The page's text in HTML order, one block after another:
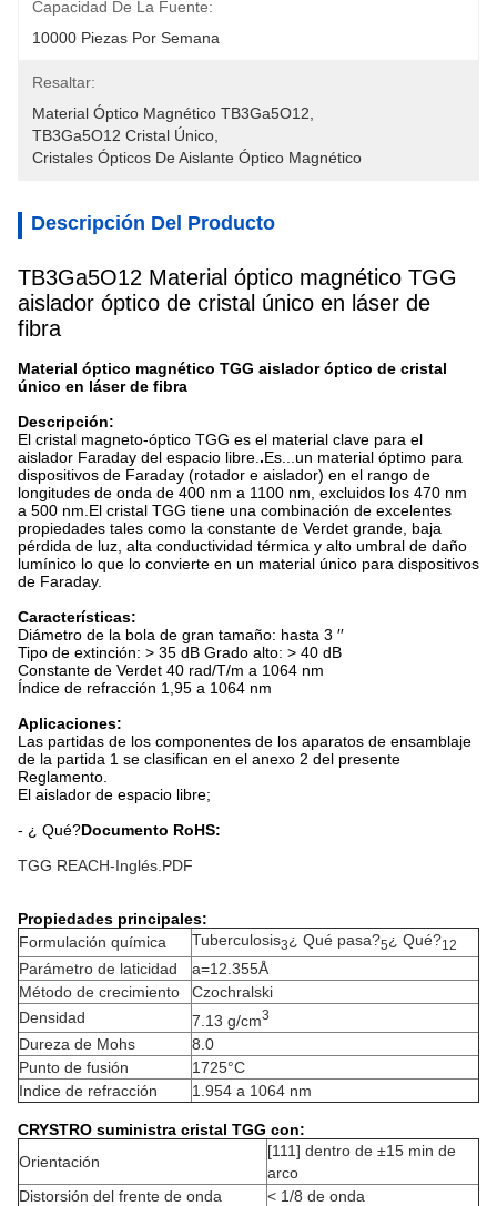
Capacidad De La Fuente:
10000 Piezas Por Semana
Resaltar:
Material Óptico Magnético TB3Ga5O12
TB3Ga5O12 Cristal Único
Cristales Ópticos De Aislante Óptico Magnético
Descripción Del Producto
TB3Ga5O12 Material óptico magnético TGG
aislador óptico de cristal único en láser de
fibra
Material óptico magnético TGG aislador óptico de cristal
único en láser de fibra
Descripción:
El cristal magneto-óptico TGG es el material clave para el
aislador Faraday del espacio libre. .Es... un material óptimo para
dispositivos de Faraday (rotador e aislador) en el rango de
longitudes de onda de 400 nm a 1100 nm, excluidos los 470 nm
a 500 nm.El cristal TGG tiene una combinación de excelentes
propiedades tales como la constante de Verdet grande, baja
pérdida de luz, alta conductividad térmica y alto umbral de daño
lumínico lo que lo convierte en un material único para dispositivos
de Faraday.
Características:
Diámetro de la bola de gran tamaño: hasta 3 ′′
Tipo de extinción: > 35 dB Grado alto: > 40 dB
Constante de Verdet 40 rad/T/m a 1064 nm
Índice de refracción 1,95 a 1064 nm
Aplicaciones:
Las partidas de los componentes de los aparatos de ensamblaje
de la partida 1 se clasifican en el anexo 2 del presente
Reglamento.
El aislador de espacio libre;
- ¿ Qué?Documento RoHS:
TGG REACH-Inglés.PDF
Propiedades principales:
Formulación química
Tuberculosis3¿ Qué pasa?5¿ Qué?12
Parámetro de laticidad
a=12.355Å
Método de crecimiento
Czochralski
Densidad
7.13 g/cm3
Dureza de Mohs
8.0
Punto de fusión
1725°C
Indice de refracción
1.954 a 1064 nm
CRYSTRO suministra cristal TGG con:
Orientación
[111] dentro de ±15 min de
arco
Distorsión del frente de onda
< 1/8 de onda